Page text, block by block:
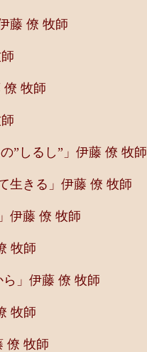
藤 僚 牧師
僚 牧師
”しるし”」伊藤 僚 牧師
生きる」伊藤 僚 牧師
伊藤 僚 牧師
牧師
」伊藤 僚 牧師
牧師
僚 牧師